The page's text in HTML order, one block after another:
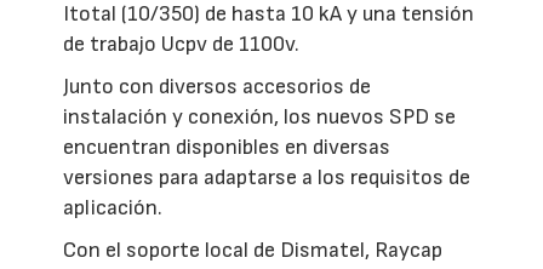
Itotal (10/350) de hasta 10 kA y una tensión
de trabajo Ucpv de 1100v.
Junto con diversos accesorios de
instalación y conexión, los nuevos SPD se
encuentran disponibles en diversas
versiones para adaptarse a los requisitos de
aplicación.
Con el soporte local de Dismatel, Raycap